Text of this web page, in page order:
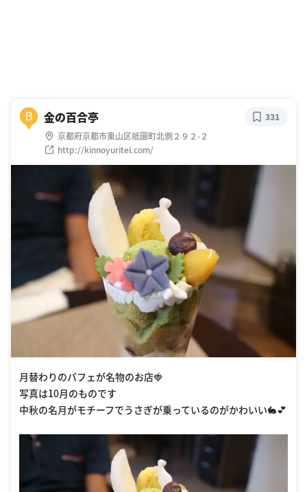
B 金の百合亭
京都府京都市東山区祇園町北側２９２-２
http://kinnoyuritei.com/
331
月替わりのパフェが名物のお店🍓
写真は10月のものです
中秋の名月がモチーフでうさぎが乗っているのがかわいい🐇💕